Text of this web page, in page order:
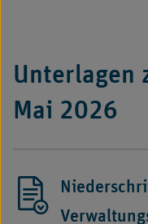
Unterlagen
Mai 2026